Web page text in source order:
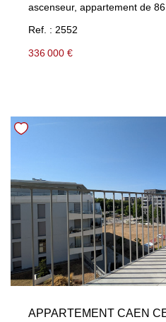
ascenseur, appartement de 86 m²
salon de 36 m² avec terrasse
chambres, 2 sdb.
commerces.
Ref. : 2552
336 000 €
APPARTEMENT CAEN